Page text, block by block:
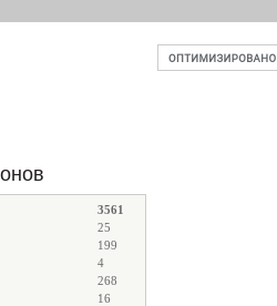
3561
25
199
4
268
16